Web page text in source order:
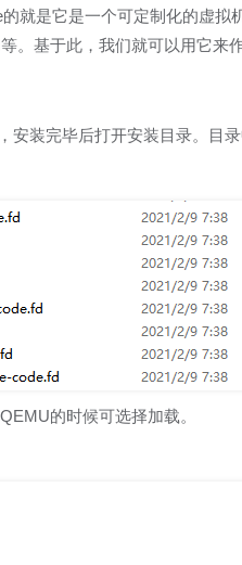
就是它是一个可定制化的虚
。基于此，我们就可以用它来
安装完毕后打开安装目录。目
的时候可选择加载。